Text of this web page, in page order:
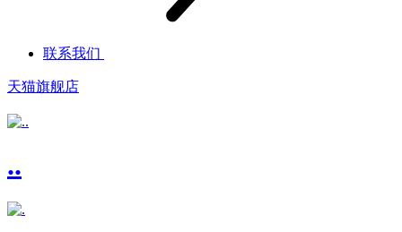
联系我们
天猫旗舰店
..